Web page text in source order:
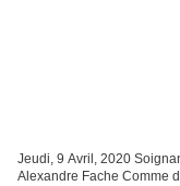
Jeudi, 9 Avril, 2020
Alexandre Fache Comme